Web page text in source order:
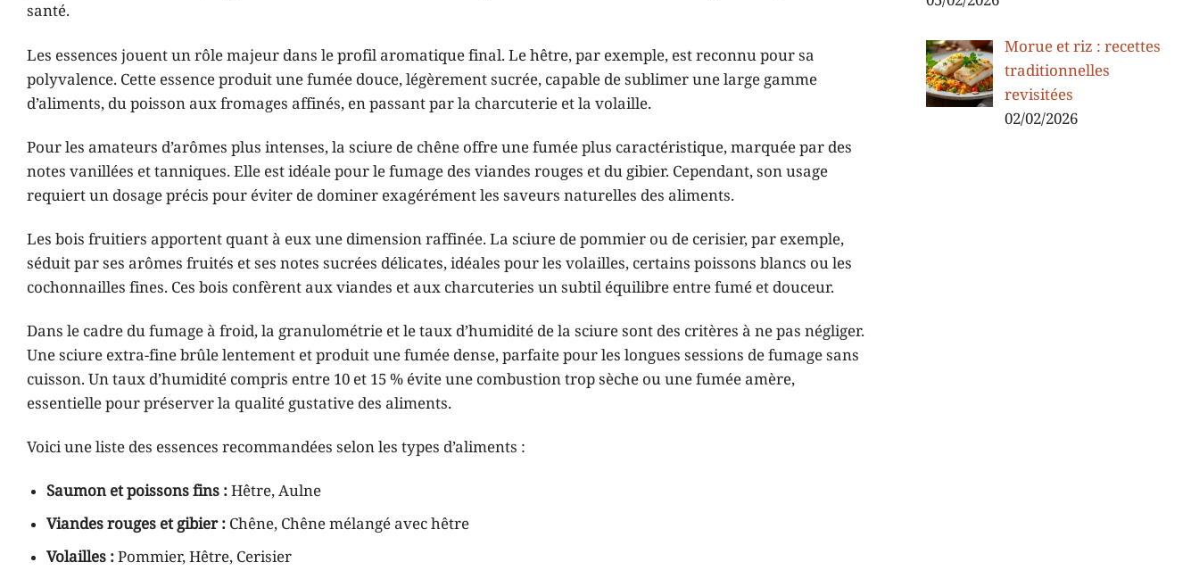
santé.
Les essences jouent un rôle majeur dans le profil aromatique final. Le hêtre, par exemple, est reconnu pour sa
polyvalence. Cette essence produit une fumée douce, légèrement sucrée, capable de sublimer une large gamme
d’aliments, du poisson aux fromages affinés, en passant par la charcuterie et la volaille.
Pour les amateurs d’arômes plus intenses, la sciure de chêne offre une fumée plus caractéristique, marquée par des
notes vanillées et tanniques. Elle est idéale pour le fumage des viandes rouges et du gibier. Cependant, son usage
requiert un dosage précis pour éviter de dominer exagérément les saveurs naturelles des aliments.
Les bois fruitiers apportent quant à eux une dimension raffinée. La sciure de pommier ou de cerisier, par exemple,
séduit par ses arômes fruités et ses notes sucrées délicates, idéales pour les volailles, certains poissons blancs ou les
cochonnailles fines. Ces bois confèrent aux viandes et aux charcuteries un subtil équilibre entre fumé et douceur.
Dans le cadre du fumage à froid, la granulométrie et le taux d’humidité de la sciure sont des critères à ne pas négliger.
Une sciure extra-fine brûle lentement et produit une fumée dense, parfaite pour les longues sessions de fumage sans
cuisson. Un taux d’humidité compris entre 10 et 15 % évite une combustion trop sèche ou une fumée amère,
essentielle pour préserver la qualité gustative des aliments.
Voici une liste des essences recommandées selon les types d’aliments :
Saumon et poissons fins :Hêtre, Aulne
Viandes rouges et gibier : Chêne, Chêne mélangé avec hêtre
Volailles :Pommier, Hêtre, Cerisier
Morue et riz : recettes
traditionnelles
revisitées
02/02/2026